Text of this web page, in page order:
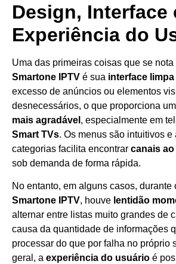
Design, Interface
Experiência do
Uma das primeiras coisas que se nota
Smartone IPTV é sua interface limpa
excesso de anúncios ou elementos
desnecessários, o que proporciona
mais agradável , especialmente em
Smart TVs. Os menus são intuitivos
categorias facilita encontrar canais
sob demanda de forma rápida.
No entanto, em alguns casos, durante
Smartone IPTV, houve lentidão
alternar entre listas muito grandes de
causa da quantidade de informações
processar do que por falha no próprio
geral, a experiência do usuário é